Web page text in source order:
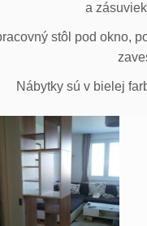
a
stôl pod okno,
Nábytky sú v bielej